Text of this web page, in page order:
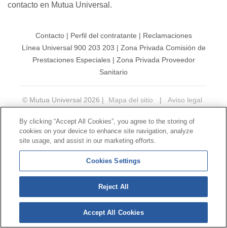
contacto en Mutua Universal.
Contacto| Perfil del contratante | Reclamaciones
Línea Universal 900 203 203 | Zona Privada Comisión de
Prestaciones Especiales| Zona Privada Proveedor
Sanitario
© Mutua Universal 2026 | Mapa del sitio |
Aviso legal
cookies
Síguenos en:
By clicking “Accept All Cookies”, you agree to the storing of
cookies on your device to enhance site navigation, analyze
site usage, and assist in our marketing efforts.
Cookies Settings
Reject All
Accept All Cookies